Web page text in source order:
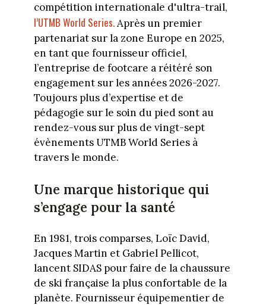
compétition internationale d'ultra-trail,
l’UTMB World Series.Après un premier
partenariat sur la zone Europe en 2025,
en tant que fournisseur officiel,
l’entreprise de footcare a réitéré son
engagement sur les années 2026-2027.
Toujours plus d’expertise et de
pédagogie sur le soin du pied sont au
rendez-vous sur plus de vingt-sept
évènements UTMB World Series à
travers le monde.
Une marque historique qui
s’engage pour la santé
En 1981, trois comparses, Loïc David,
Jacques Martin et Gabriel Pellicot,
lancent SIDAS pour faire de la chaussure
de ski française la plus confortable de la
planète. Fournisseur équipementier de